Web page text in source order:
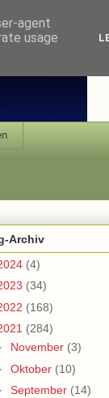
Archiv
(4)
(34)
(168)
(284)
November (3)
Oktober (10)
September (14)
agent
usage